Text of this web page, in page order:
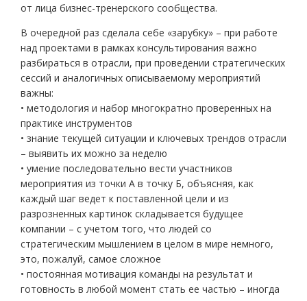
от лица бизнес-тренерского сообщества.
В очередной раз сделала себе «зарубку» – при работе
над проектами в рамках консультирования важно
разбираться в отрасли, при проведении стратегических
сессий и аналогичных описываемому мероприятий
важны:
• методология и набор многократно проверенных на
практике инструментов
• знание текущей ситуации и ключевых трендов отрасли
– выявить их можно за неделю
• умение последовательно вести участников
мероприятия из точки А в точку Б, объясняя, как
каждый шаг ведет к поставленной цели и из
разрозненных картинок складывается будущее
компании – с учетом того, что людей со
стратегическим мышлением в целом в мире немного,
это, пожалуй, самое сложное
• постоянная мотивация команды на результат и
готовность в любой момент стать ее частью – иногда